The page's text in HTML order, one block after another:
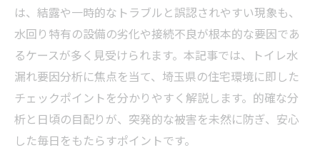
は、結露や一時的なトラブルと誤認されやすい現象も、
水回り特有の設備の劣化や接続不良が根本的な要因であ
るケースが多く見受けられます。本記事では、トイレ水
漏れ要因分析に焦点を当て、埼玉県の住宅環境に即した
チェックポイントを分かりやすく解説します。的確な分
析と日頃の目配りが、突発的な被害を未然に防ぎ、安心
した毎日をもたらすポイントです。